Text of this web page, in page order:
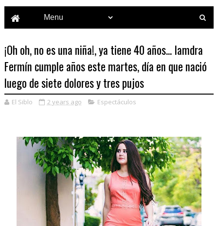
¡Oh oh, no es una niña!, ya tiene 40 años... Iamdra
Fermín cumple años este martes, día en que nació
luego de siete dolores y tres pujos
El Siblo 2 years ago Espectáculos